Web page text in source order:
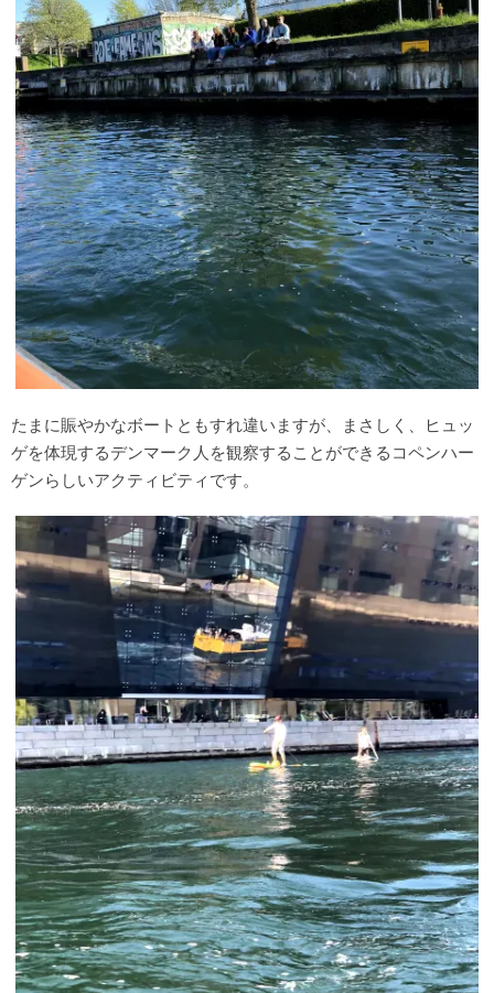
たまに賑やかなボートともすれ違いますが、まさしく、ヒュッ
ゲを体現するデンマーク人を観察することができるコペンハー
ゲンらしいアクティビティです。